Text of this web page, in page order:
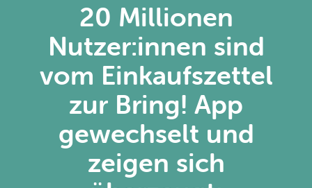
20 Millionen
Nutzer:innen sind
vom Einkaufszettel
zur Bring! App
gewechselt und
zeigen sich